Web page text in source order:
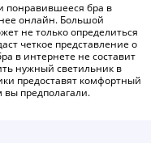
понравившееся бра в
онлайн. Большой
не только определиться
четкое представление о
в интернете не составит
нужный светильник в
предоставят комфортный
вы предполагали.